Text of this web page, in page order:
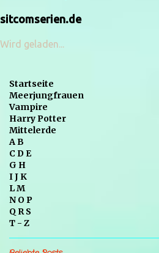
sitcomserien.de
Wird geladen...
Startseite
Meerjungfrauen
Vampire
Harry Potter
Mittelerde
A B
C D E
G H
I J K
L M
N O P
Q R S
T - Z